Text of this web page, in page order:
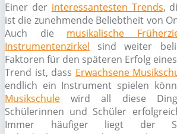
Einer der interessantesten Trends,
ist die zunehmende Beliebtheit von
Auch die musikalische
Instrumentenzirkel sind weiter
Faktoren für den späteren Erfolg
Trend ist, dass Erwachsene
endlich ein Instrument spielen
Musikschule wird all diese
Schülerinnen und Schüler
Immer häufiger liegt der